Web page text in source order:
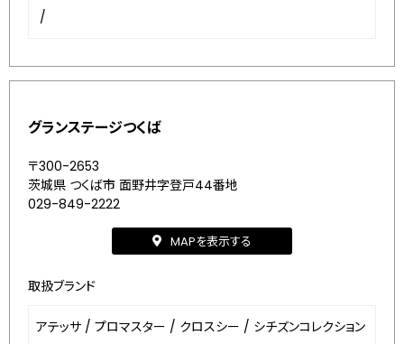
/
グランステージつくば
〒300-2653
茨城県 つくば市 面野井字登戸44番地
029-849-2222
MAPを表示する
取扱ブランド
アテッサ / プロマスター / クロスシー / シチズンコレクション